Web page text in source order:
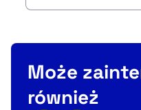
Może
również